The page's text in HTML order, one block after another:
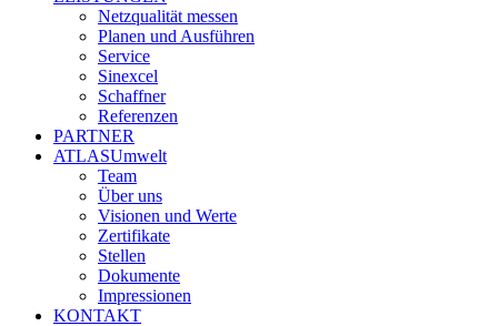
Netzqualität messen
Planen und Ausführen
Service
Sinexcel
Schaffner
Referenzen
PARTNER
ATLASUmwelt
Team
Über uns
Visionen und Werte
Zertifikate
Stellen
Dokumente
Impressionen
KONTAKT